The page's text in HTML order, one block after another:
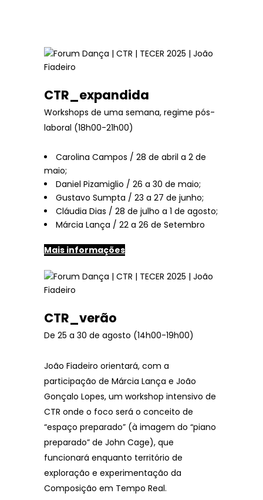
CTR_expandida
Workshops de uma semana, regime pós-
laboral (18h00-21h00)
Carolina Campos / 28 de abril a 2 de
maio;
Daniel Pizamiglio / 26 a 30 de maio;
Gustavo Sumpta / 23 a 27 de junho;
Cláudia Dias / 28 de julho a 1 de agosto;
Márcia Lança / 22 a 26 de Setembro
Mais informações
CTR_verão
De 25 a 30 de agosto (14h00-19h00)
João Fiadeiro orientará, com a
participação de Márcia Lança e João
Gonçalo Lopes, um workshop intensivo de
CTR onde o foco será o conceito de
“espaço preparado” (à imagem do “piano
preparado” de John Cage), que
funcionará enquanto território de
exploração e experimentação da
Composição em Tempo Real.